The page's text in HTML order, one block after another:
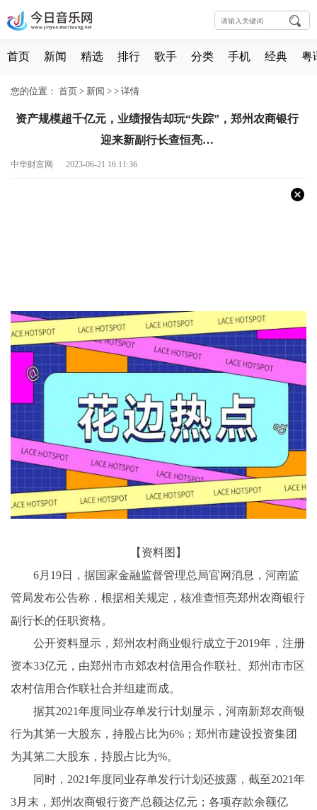
首页 新闻 精选 排行 歌手 分类 手机 经典 粤
您的位置： 首页 > 新闻 > > 详情
资产规模超千亿元，业绩报告却玩“失踪”，郑州农商银行
迎来新副行长查恒亮…
中华财富网 2023-06-21 16:11:36
【资料图】
6月19日，据国家金融监督管理总局官网消息，河南监
管局发布公告称，根据相关规定，核准查恒亮郑州农商银行
副行长的任职资格。
公开资料显示，郑州农村商业银行成立于2019年，注册
资本33亿元，由郑州市市郊农村信用合作联社、郑州市市区
农村信用合作联社合并组建而成。
据其2021年度同业存单发行计划显示，河南新郑农商银
行为其第一大股东，持股占比为6%；郑州市建设投资集团
为其第二大股东，持股占比为%。
同时，2021年度同业存单发行计划还披露，截至2021年
3月末，郑州农商银行资产总额达亿元；各项存款余额亿